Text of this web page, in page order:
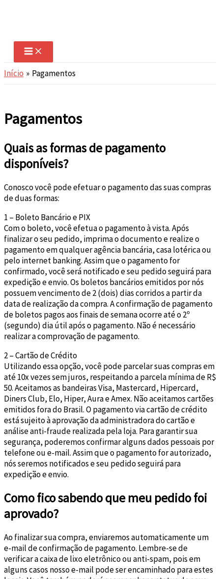
conteúdo
Início Pagamentos
Pagamentos
Quais as formas de pagamento
disponíveis?
Conosco você pode efetuar o pagamento das suas compras
de duas formas:
1 – Boleto Bancário e PIX
Com o boleto, você efetua o pagamento à vista. Após
finalizar o seu pedido, imprima o documento e realize o
pagamento em qualquer agência bancária, casa lotérica ou
pelo internet banking. Assim que o pagamento for
confirmado, você será notificado e seu pedido seguirá para
expedição e envio. Os boletos bancários emitidos por nós
possuem vencimento de 2 (dois) dias corridos a partir da
data de realização da compra. A confirmação de pagamento
de boletos pagos aos finais de semana ocorre até o 2º
(segundo) dia útil após o pagamento. Não é necessário
realizar a comprovação de pagamento.
2 – Cartão de Crédito
Utilizando essa opção, você pode parcelar suas compras em
até 10x vezes sem juros, respeitando a parcela mínima de R$
50. Aceitamos as bandeiras Visa, Mastercard, Hipercard,
Diners Club, Elo, Hiper, Aura e Amex. Não aceitamos cartões
emitidos fora do Brasil. O pagamento via cartão de crédito
está sujeito à aprovação da administradora do cartão e
análise anti-fraude realizada pela loja. Para garantir sua
segurança, poderemos confirmar alguns dados pessoais por
telefone ou e-mail. Assim que o pagamento for autorizado,
nós seremos notificados e seu pedido seguirá para
expedição e envio.
Como fico sabendo que meu pedido foi
aprovado?
Ao finalizar sua compra, enviaremos automaticamente um
e-mail de confirmação de pagamento. Lembre-se de
verificar a caixa de lixo eletrônico ou anti-spam, pois em
alguns casos nosso e-mail pode ser encaminhado para estes